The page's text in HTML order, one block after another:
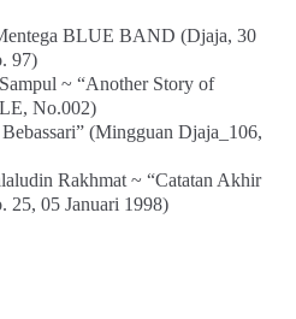
BLUE BAND (Djaja, 30
97)
~ “Another Story of
No.002)
(Mingguan Djaja_106,
Rakhmat ~ “Catatan Akhir
25, 05 Januari 1998)